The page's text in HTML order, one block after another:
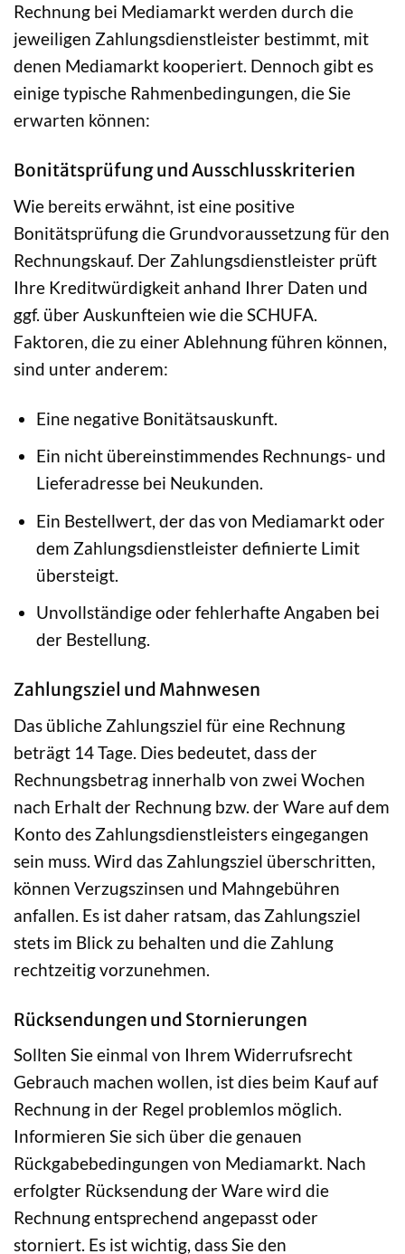
Rechnung bei Mediamarkt werden durch die
jeweiligen Zahlungsdienstleister bestimmt, mit
denen Mediamarkt kooperiert. Dennoch gibt es
einige typische Rahmenbedingungen, die Sie
erwarten können:
Bonitätsprüfung und Ausschlusskriterien
Wie bereits erwähnt, ist eine positive
Bonitätsprüfung die Grundvoraussetzung für den
Rechnungskauf. Der Zahlungsdienstleister prüft
Ihre Kreditwürdigkeit anhand Ihrer Daten und
ggf. über Auskunfteien wie die SCHUFA.
Faktoren, die zu einer Ablehnung führen können,
sind unter anderem:
Eine negative Bonitätsauskunft.
Ein nicht übereinstimmendes Rechnungs- und
Lieferadresse bei Neukunden.
Ein Bestellwert, der das von Mediamarkt oder
dem Zahlungsdienstleister definierte Limit
übersteigt.
Unvollständige oder fehlerhafte Angaben bei
der Bestellung.
Zahlungsziel und Mahnwesen
Das übliche Zahlungsziel für eine Rechnung
beträgt 14 Tage. Dies bedeutet, dass der
Rechnungsbetrag innerhalb von zwei Wochen
nach Erhalt der Rechnung bzw. der Ware auf dem
Konto des Zahlungsdienstleisters eingegangen
sein muss. Wird das Zahlungsziel überschritten,
können Verzugszinsen und Mahngebühren
anfallen. Es ist daher ratsam, das Zahlungsziel
stets im Blick zu behalten und die Zahlung
rechtzeitig vorzunehmen.
Rücksendungen und Stornierungen
Sollten Sie einmal von Ihrem Widerrufsrecht
Gebrauch machen wollen, ist dies beim Kauf auf
Rechnung in der Regel problemlos möglich.
Informieren Sie sich über die genauen
Rückgabebedingungen von Mediamarkt. Nach
erfolgter Rücksendung der Ware wird die
Rechnung entsprechend angepasst oder
storniert. Es ist wichtig, dass Sie den